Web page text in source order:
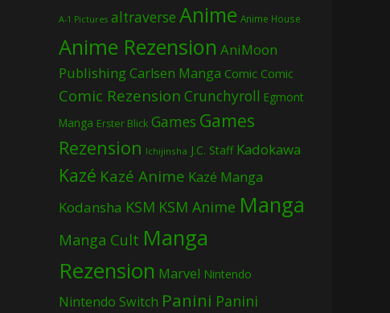
A-1 Pictures altraverse Anime Anime House
Anime Rezension AniMoon
PublishingCarlsen Manga Comic Comic
Comic Rezension Crunchyroll Egmont
Manga Erster Blick Games Games
Rezension Ichijinsha J.C. Staff Kadokawa
Kazé Kazé Anime Kazé Manga
Kodansha KSM KSM Anime Manga
Manga Cult Manga
Rezension Marvel Nintendo
Nintendo Switch Panini Panini